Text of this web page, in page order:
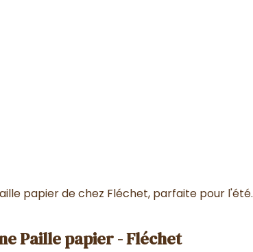
papier de chez Fléchet, parfaite pour l'été.
Paille papier - Fléchet